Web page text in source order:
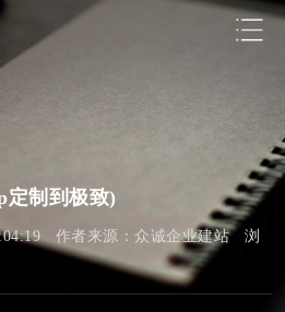
定制到极致)
作者来源：众诚企业建站 浏